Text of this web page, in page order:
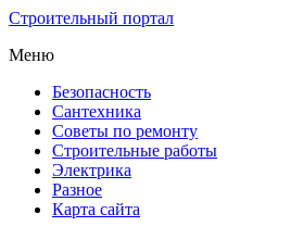
Строительный портал
Меню
Безопасность
Сантехника
Советы по ремонту
Строительные работы
Электрика
Разное
Карта сайта